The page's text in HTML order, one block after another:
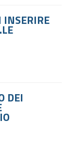
INSERIRE
DEI